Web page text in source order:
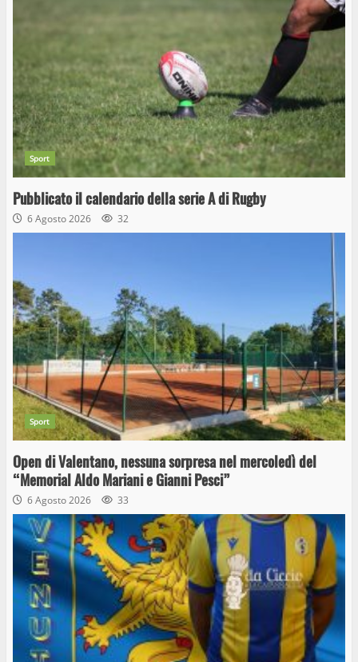
Sport
Pubblicato il calendario della serie A di Rugby
6 Agosto 2026 32
Sport
Open di Valentano, nessuna sorpresa nel mercoledì del
“Memorial Aldo Mariani e Gianni Pesci”
6 Agosto 2026 33